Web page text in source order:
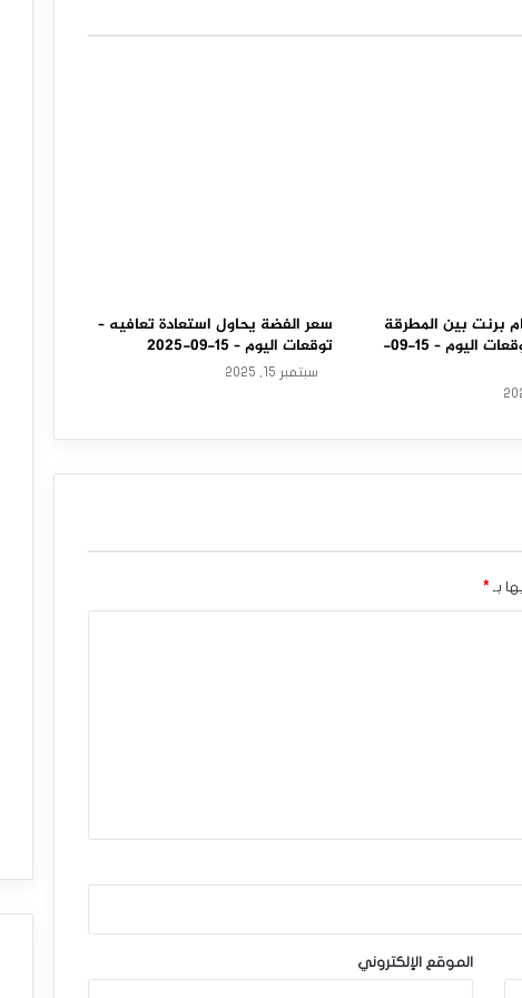
برنت بين المطرقة
والسندان – توقعات اليوم – 15-09-
سعر الفضة يحاول استعادة تعافيه –
توقعات اليوم – 15-09-2025
سبتمبر 15, 2025
بـ *
الموقع الإلكتروني